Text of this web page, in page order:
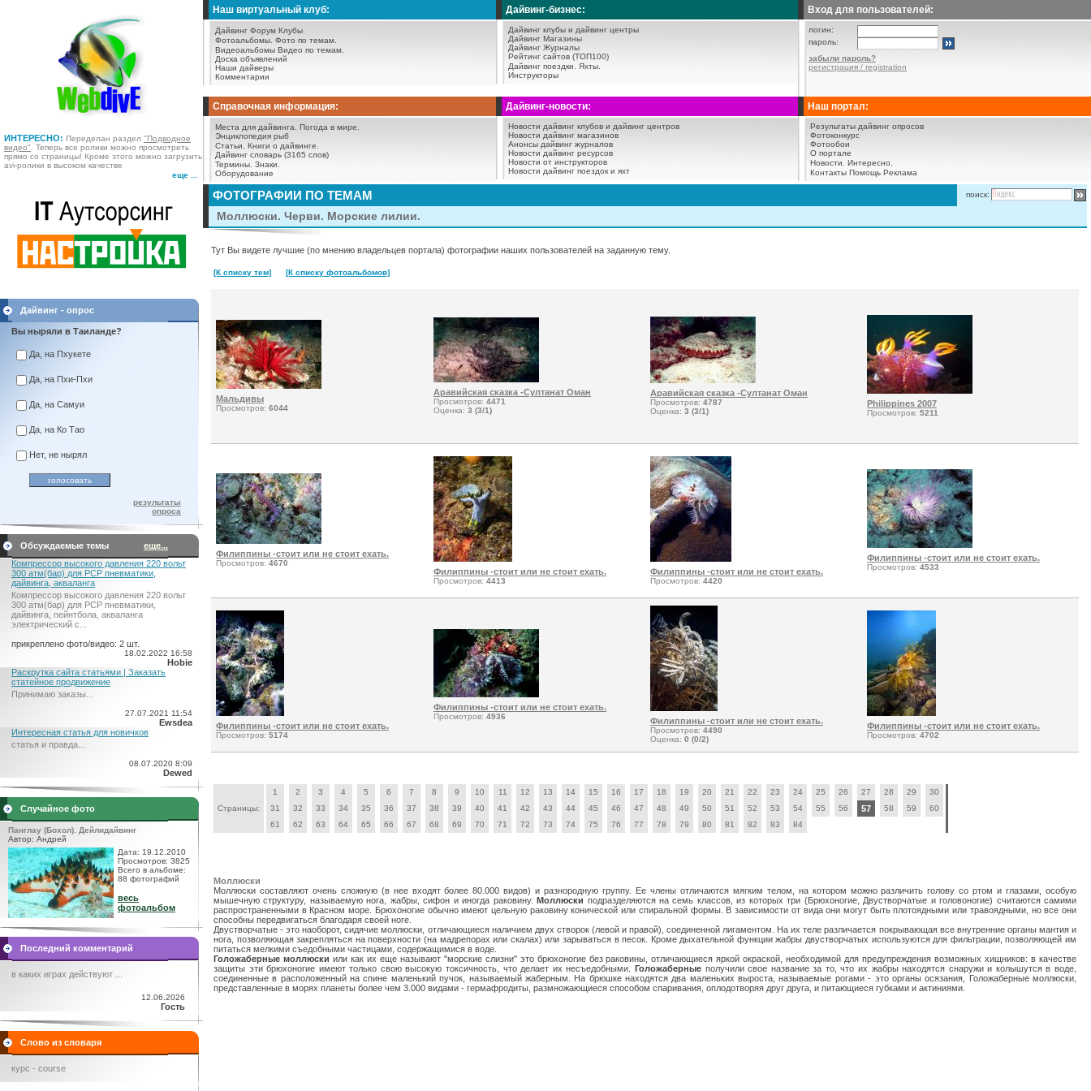
ИНТЕРЕСНО: Переделан раздел "Подводное
видео" . Теперь все ролики можно просмотреть
прямо со страницы! Кроме этого можно загрузить
avi-ролики в высоком качестве
еще ...
Наш виртуальный клуб:
Дайвинг Форум Клубы
Фотоальбомы. Фото по темам.
Видеоальбомы Видео по темам.
Доска объявлений
Наши дайверы
Комментарии
Дайвинг-бизнес:
Дайвинг клубы и дайвинг центры
Дайвинг Магазины
Дайвинг Журналы
Рейтинг сайтов (ТОП100)
Дайвинг поездки.
Яхты.
Инструкторы
Вход для пользователей:
логин:
пароль:
забыли пароль?
регистрация / registration
Справочная информация:
Места для дайвинга.
Погода в мире.
Энциклопедия рыб
Статьи.
Книги о дайвинге.
Дайвинг словарь (3165 слов)
Термины. Знаки.
Оборудование
Дайвинг-новости:
Новости дайвинг клубов и дайвинг центров
Новости дайвинг магазинов
Анонсы дайвинг журналов
Новости дайвинг ресурсов
Новости от инструкторов
Новости дайвинг поездок и яхт
Наш портал:
Результаты дайвинг опросов
Фотоконкурс
Фотообои
О портале
Новости.
Интересно.
Контакты Помощь Реклама
Дайвинг - опрос
Вы ныряли в Таиланде?
Да, на Пхукете
Да, на Пхи-Пхи
Да, на Самуи
Да, на Ко Тао
Нет, не нырял
результаты
опроса
Обсуждаемые темы
еще...
Компрессор высокого давления 220 вольт
300 атм(бар) для PCP пневматики,
дайвинга, акваланга
Компрессор высокого давления 220 вольт
300 атм(бар) для PCP пневматики,
дайвинга, пейнтбола, акваланга
электрический c...
прикреплено фото/видео: 2 шт.
18.02.2022 16:58
Hobie
Раскрутка сайта статьями | Заказать
статейное продвижение
Принимаю заказы...
27.07.2021 11:54
Ewsdea
Интересная статья для новичков
статья и правда...
08.07.2020 8:09
Dewed
Случайное фото
Панглау (Бохол). Дейлидайвинг
Автор: Андрей
Дата: 19.12.2010
Просмотров: 3825
Всего в альбоме:
88 фотографий
весь
фотоальбом
Последний комментарий
в каких играх действуют ...
12.06.2026
Гость
Слово из словаря
курс - course
ФОТОГРАФИИ ПО ТЕМАМ поиск:
Моллюски. Черви. Морские лилии.
Тут Вы видете лучшие (по мнению владельцев портала) фотографии наших пользователей на заданную тему.
[К списку тем] [К списку фотоальбомов]
Мальдивы
Просмотров: 6044
Аравийская сказка -Султанат Оман
Просмотров: 4471
Оценка: 3 (3/1)
Аравийская сказка -Султанат Оман
Просмотров: 4787
Оценка: 3 (3/1)
Philippines 2007
Просмотров: 5211
Филиппины -стоит или не стоит ехать.
Просмотров: 4670
Филиппины -стоит или не стоит ехать.
Просмотров: 4413
Филиппины -стоит или не стоит ехать.
Просмотров: 4420
Филиппины -стоит или не стоит ехать.
Просмотров: 4533
Филиппины -стоит или не стоит ехать.
Просмотров: 5174
Филиппины -стоит или не стоит ехать.
Просмотров: 4936 Филиппины -стоит или не стоит ехать.
Просмотров: 4490
Оценка: 0 (0/2)
Филиппины -стоит или не стоит ехать.
Просмотров: 4702
Страницы:
1 2 3 4 5 6 7 8 9 10 11 12 13 14 15 16 17 18 19 20 21 22 23 24 25 26 27 28 29
30
31
32 33 34 35 36 37 38 39 40 41 42 43 44 45 46 47 48 49 50 51 52 53 54 55 56 57 58 59
60
61
62 63 64 65 66 67 68 69 70 71 72 73 74 75 76 77 78 79 80 81 82 83 84
Моллюски
Моллюски составляют очень сложную (в нее входят более 80.000 видов) и разнородную группу. Ее члены отличаются мягким телом, на котором можно различить голову со ртом и глазами, особую
мышечную структуру, называемую нога, жабры, сифон и иногда раковину.Моллюски подразделяются на семь классов, из которых три (Брюхоногие, Двустворчатые и головоногие) считаются самими
распространенными в Красном море. Брюхоногие обычно имеют цельную раковину конической или спиральной формы. В зависимости от вида они могут быть плотоядными или травоядными, но все они
способны передвигаться благодаря своей ноге.
Двустворчатые - это наоборот, сидячие моллюски, отличающиеся наличием двух створок (левой и правой), соединенной лигаментом. На их теле различается покрывающая все внутренние органы мантия и
нога, позволяющая закрепляться на поверхности (на мадрепорах или скалах) или зарываться в песок. Кроме дыхательной функции жабры двустворчатых используются для фильтрации, позволяющей им
питаться мелкими съедобными частицами, содержащимися в воде.
Голожаберные моллюски или как их еще называют "морские слизни" это брюхоногие без раковины, отличающиеся яркой окраской, необходимой для предупреждения возможных хищников: в качестве
защиты эти брюхоногие имеют только свою высокую токсичность, что делает их несъедобными. Голожаберныеполучили свое название за то, что их жабры находятся снаружи и колышутся в воде,
соединенные в расположенный на спине маленький пучок, называемый жаберным. На брюшке находятся два маленьких выроста, называемые рогами - это органы осязания, Голожаберные моллюски,
представленные в морях планеты более чем 3.000 видами - гермафродиты, размножающиеся способом спаривания, оплодотворяя друг друга, и питающиеся губками и актиниями.